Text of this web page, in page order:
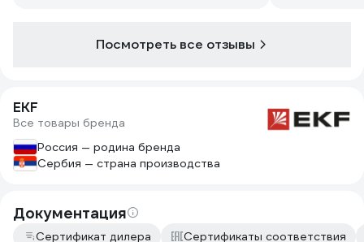
Посмотреть все отзывы
EKF
Все товары бренда
Россия — родина бренда
Сербия — страна производства
Документация
Сертификат дилера Сертификаты соответствия